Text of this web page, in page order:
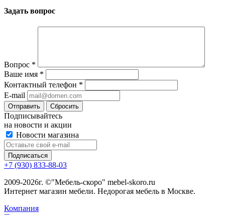
Задать вопрос
Вопрос *
Ваше имя *
Контактный телефон *
E-mail
Сбросить
Подписывайтесь
на новости и акции
Новости магазина
+7 (930) 833-88-03
2009-2026г. ©"Мебель-скоро" mebel-skoro.ru
Интернет магазин мебели. Недорогая мебель в Москве.
Компания